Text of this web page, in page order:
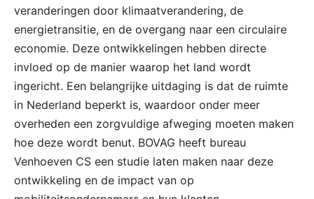
veranderingen door klimaatverandering, de
energietransitie, en de overgang naar een circulaire
economie. Deze ontwikkelingen hebben directe
invloed op de manier waarop het land wordt
ingericht. Een belangrijke uitdaging is dat de ruimte
in Nederland beperkt is, waardoor onder meer
overheden een zorgvuldige afweging moeten maken
hoe deze wordt benut. BOVAG heeft bureau
Venhoeven CS een studie laten maken naar deze
ontwikkeling en de impact van op